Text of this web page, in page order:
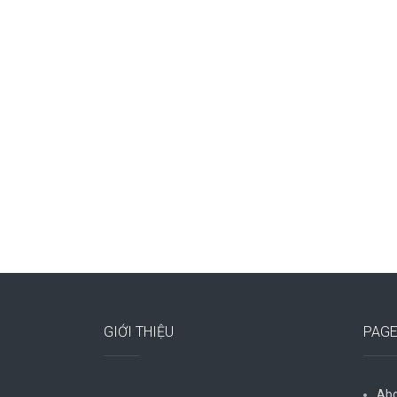
GIỚI THIỆU